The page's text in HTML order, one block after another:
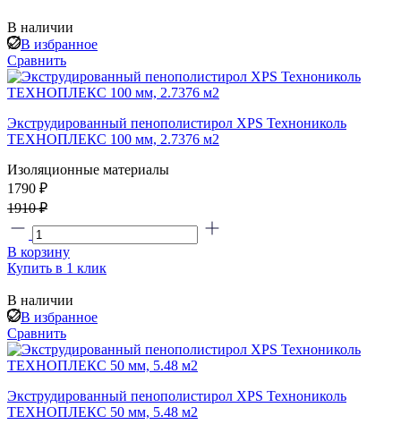
В наличии
В избранное
Сравнить
Экструдированный пенополистирол XPS Технониколь
ТЕХНОПЛЕКС 100 мм, 2.7376 м2
Изоляционные материалы
1790 ₽
1910 ₽
В корзину
Купить в 1 клик
В наличии
В избранное
Сравнить
Экструдированный пенополистирол XPS Технониколь
ТЕХНОПЛЕКС 50 мм, 5.48 м2